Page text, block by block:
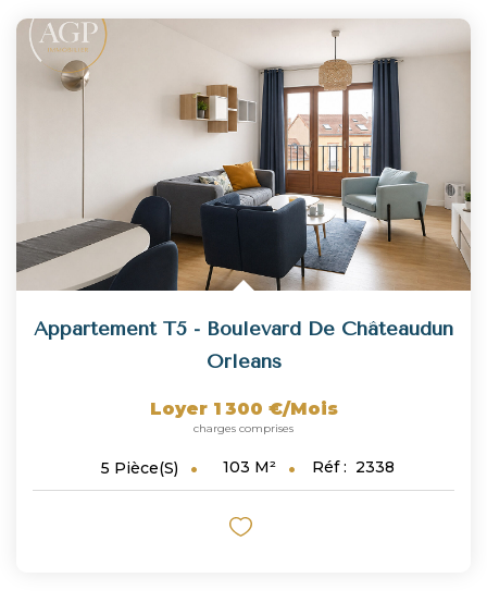
Appartement T5 - Boulevard De Châteaudun
Orleans
Loyer 1 300 €/mois
charges comprises
5 Pièce(s) 103 M² Réf : 2338